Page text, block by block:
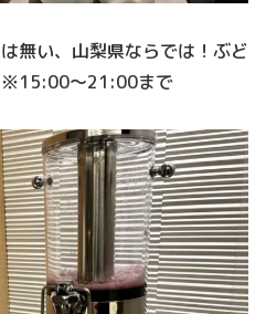
無い、山梨県ならでは！ぶど
※15:00～21:00まで